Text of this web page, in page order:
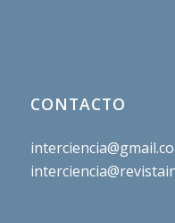
CONTACTO